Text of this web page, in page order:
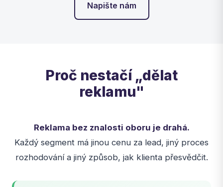
Napište nám
Proč nestačí „dělat
reklamu"
Reklama bez znalosti oboru je drahá.
Každý segment má jinou cenu za lead, jiný proces
rozhodování a jiný způsob, jak klienta přesvědčit.